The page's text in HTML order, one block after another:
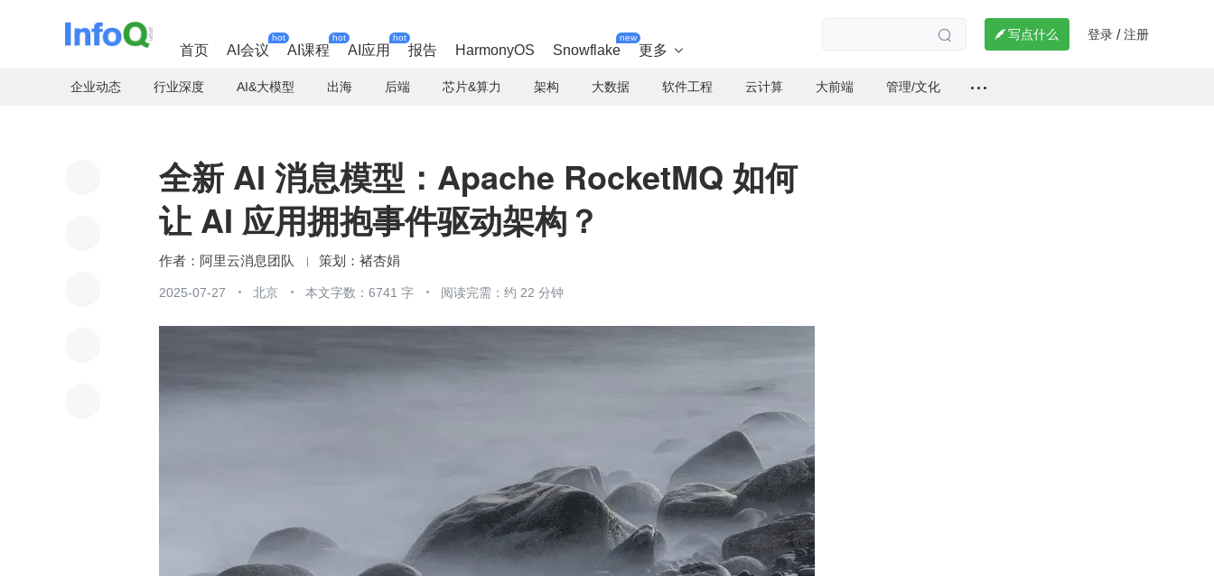
首页 AI会议
hot
AI课程
hot
AI应用
hot
报告 HarmonyOS Snowflake
new
更多 
  写点什么 登录 / 注册
企业动态 行业深度 AI&大模型 出海 后端 芯片&算力 架构 大数据 软件工程 云计算 大前端 管理/文化
全新 AI 消息模型：Apache RocketMQ 如何
让 AI 应用拥抱事件驱动架构？
阿里云消息团队 褚杏娟
2025-07-27 北京 本文字数：6741 字 阅读完需：约 22 分钟